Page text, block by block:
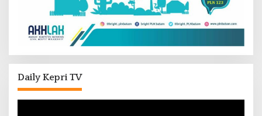
Daily Kepri TV